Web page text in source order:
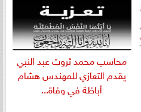
​محاسب محمد ثروت عبد النبي
يقدم التعازي للمهندس هشام
أباظة في وفاة...